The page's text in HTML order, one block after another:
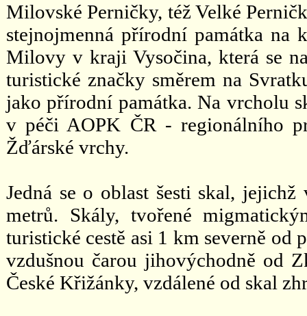
Milovské Perničky, též Velké
stejnojmenná přírodní památka na
Milovy v kraji Vysočina, která se
turistické značky směrem na
jako přírodní památka. Na vrcholu
v péči AOPK ČR - regionálního
Žďárské vrchy.
Jedná se o oblast šesti skal,
metrů. Skály, tvořené
turistické cestě asi 1 km severně
vzdušnou čarou jihovýchodně od
České Křižánky, vzdálené od skal